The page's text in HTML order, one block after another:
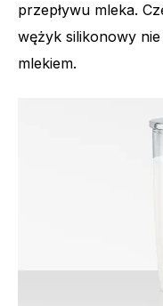
przepływu mleka.
wężyk silikonowy
mlekiem.